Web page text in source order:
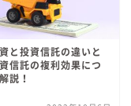
と投資信託の違いと
信託の複利効果につ
説！